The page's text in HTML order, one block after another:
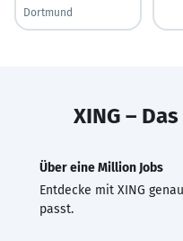
Dortmund
XING –
Über eine Million Jobs
Entdecke mit XING
passt.